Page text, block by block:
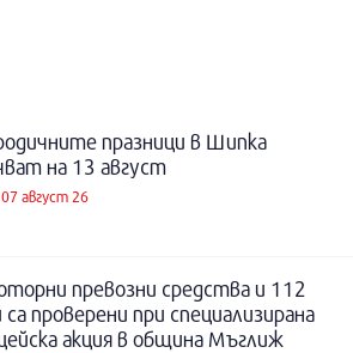
празници в Шипка
на 13 август
август 26
превозни средства и 112
проверени при специализирана
акция в община Мъглиж